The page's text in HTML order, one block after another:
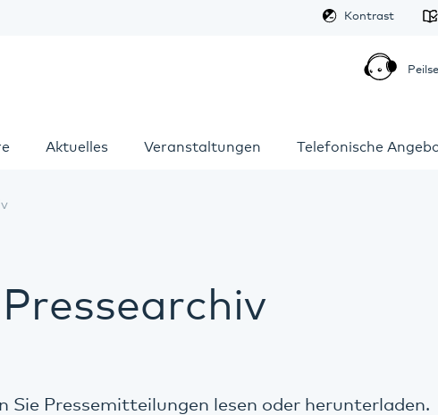
Aktuelles Veranstaltungen Telefonische
Kontrast
Pressearchiv
Sie Pressemitteilungen lesen oder herunterladen.